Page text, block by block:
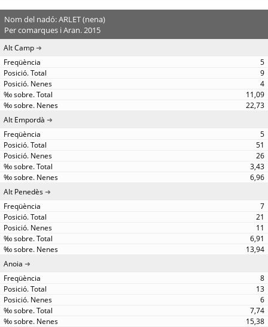
Nom del nadó: ARLET (nena)
Per comarques i Aran. 2015
Alt Camp
5
9
4
11,09
22,73
Alt Empordà
5
51
26
3,43
6,96
Alt Penedès
7
21
11
6,91
13,94
Anoia
8
13
6
7,74
15,38